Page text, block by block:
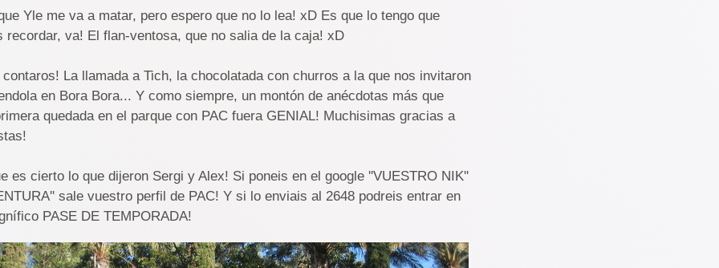
Yle me va a matar, pero espero que no lo lea! xD Es que lo tengo que
recordar, va! El flan-ventosa, que no salia de la caja! xD
La llamada a Tich, la chocolatada con churros a la que nos invitaron
en Bora Bora... Y como siempre, un montón de anécdotas más que
quedada en el parque con PAC fuera GENIAL! Muchisimas gracias a
es cierto lo que dijeron Sergi y Alex! Si poneis en el google ''VUESTRO NIK''
sale vuestro perfil de PAC! Y si lo enviais al 2648 podreis entrar en
PASE DE TEMPORADA!